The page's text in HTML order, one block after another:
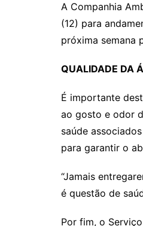
A Companhia
(12) para
próxima semana
QUALIDADE DA
É importante
ao gosto e odor
saúde
para garantir o
“Jamais
é questão de
Por fim, o